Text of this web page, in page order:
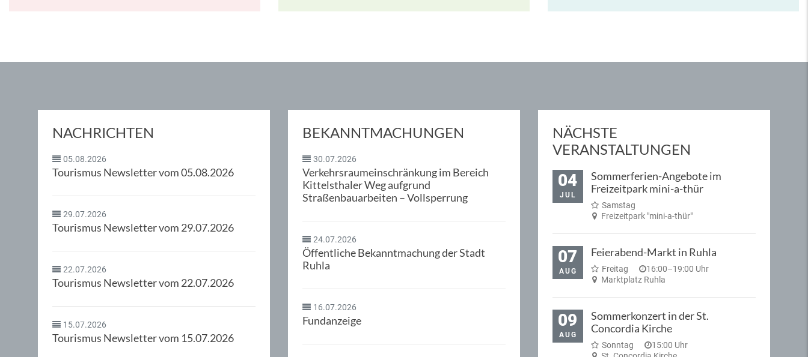
NACHRICHTEN
05.08.2026
Tourismus Newsletter vom 05.08.2026
29.07.2026
Tourismus Newsletter vom 29.07.2026
22.07.2026
Tourismus Newsletter vom 22.07.2026
15.07.2026
Tourismus Newsletter vom 15.07.2026
BEKANNTMACHUNGEN
30.07.2026
Verkehrsraumeinschränkung im Bereich
Kittelsthaler Weg aufgrund
Straßenbauarbeiten – Vollsperrung
24.07.2026
Öffentliche Bekanntmachung der Stadt
Ruhla
16.07.2026
Fundanzeige
NÄCHSTE
VERANSTALTUNGEN
04
JUL
Sommerferien-Angebote im
Freizeitpark mini-a-thür
Samstag
Freizeitpark "mini-a-thür"
07
AUG
Feierabend-Markt in Ruhla
Freitag
16:00–19:00 Uhr
Marktplatz Ruhla
09
AUG
Sommerkonzert in der St.
Concordia Kirche
Sonntag
15:00 Uhr